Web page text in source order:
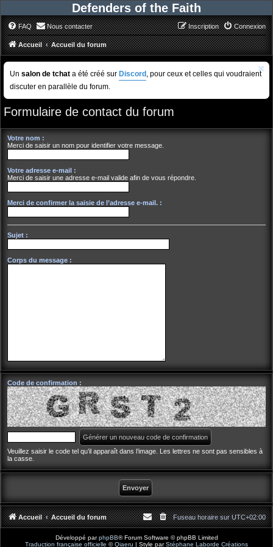
Defenders of the Faith
FAQ Nous contacter Connexion
Inscription
Accueil Accueil du forum
Un salon de tchat a été créé sur Discord , pour ceux et celles qui voudraient
discuter en parallèle du forum.
Formulaire de contact du forum
Votre nom :
Merci de saisir un nom pour identifier votre message.
Votre adresse e-mail :
Merci de saisir une adresse e-mail valide afin de vous répondre.
Merci de confirmer la saisie de l’adresse e-mail. :
Sujet :
Corps du message :
Code de confirmation :
Veuillez saisir le code tel qu’il apparaît dans l’image. Les lettres ne sont pas sensibles à
la casse.
Accueil Accueil du forum Fuseau horaire surUTC+02:00
Développé parphpBB® Forum Software © phpBB Limited
Traduction française officielle ©Qiaeru | Style parStéphane Laborde Créations